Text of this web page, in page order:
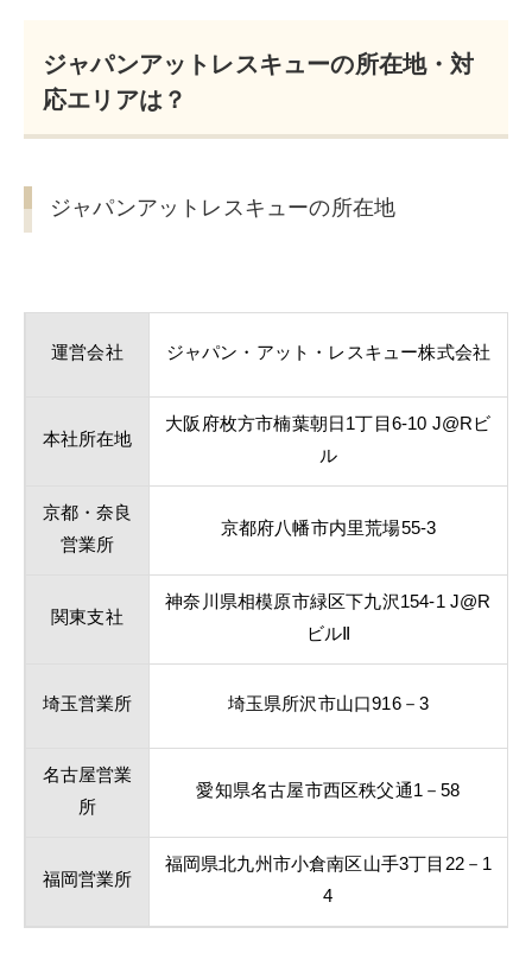
ジャパンアットレスキューの所在地・対
応エリアは？
ジャパンアットレスキューの所在地
運営会社 ジャパン・アット・レスキュー株式会社
本社所在地
大阪府枚方市楠葉朝日1丁目6-10 J@Rビ
ル
京都・奈良
営業所
京都府八幡市内里荒場55-3
関東支社
神奈川県相模原市緑区下九沢154-1 J@R
ビルⅡ
埼玉営業所 埼玉県所沢市山口916－3
名古屋営業
所
愛知県名古屋市西区秩父通1－58
福岡営業所
福岡県北九州市小倉南区山手3丁目22－1
4